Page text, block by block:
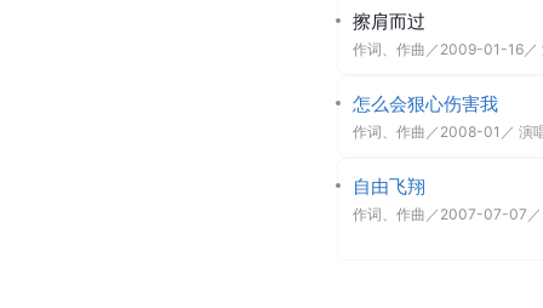
擦肩而过
作词、作曲 ／ 2009-01-16
怎么会狠心伤害我
作词、作曲 ／ 2008-01 ／ 演
自由飞翔
作词、作曲 ／ 2007-07-07